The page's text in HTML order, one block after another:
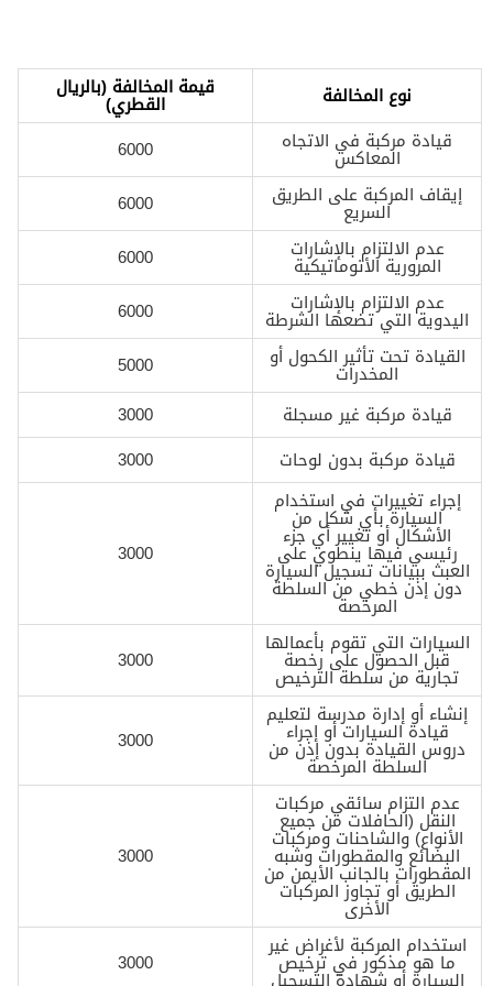
نوع المخالفة قيمة المخالفة (بالريال
القطري)
قيادة مركبة في الاتجاه
المعاكس
6000
إيقاف المركبة على الطريق
السريع
6000
عدم الالتزام بالإشارات
المرورية الأتوماتيكية
6000
عدم الالتزام بالإشارات
اليدوية التي تضعها الشرطة
6000
القيادة تحت تأثير الكحول أو
المخدرات
5000
قيادة مركبة غير مسجلة
3000
قيادة مركبة بدون لوحات
3000
إجراء تغييرات في استخدام
السيارة بأي شكل من
الأشكال أو تغيير أي جزء
رئيسي فيها ينطوي على
العبث ببيانات تسجيل السيارة
دون إذن خطي من السلطة
المرخصة
3000
السيارات التي تقوم بأعمالها
قبل الحصول على رخصة
تجارية من سلطة الترخيص
3000
إنشاء أو إدارة مدرسة لتعليم
قيادة السيارات أو إجراء
دروس القيادة بدون إذن من
السلطة المرخصة
3000
عدم التزام سائقي مركبات
النقل (الحافلات من جميع
الأنواع) والشاحنات ومركبات
البضائع والمقطورات وشبه
المقطورات بالجانب الأيمن من
الطريق أو تجاوز المركبات
الأخرى
3000
استخدام المركبة لأغراض غير
ما هو مذكور في ترخيص 3000